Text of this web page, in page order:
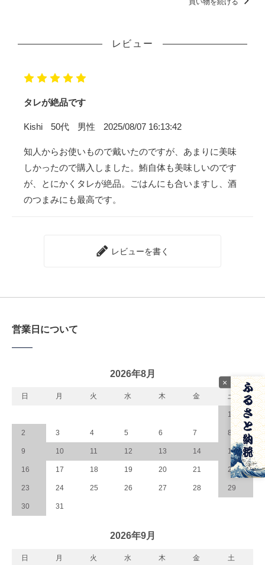
レビュー
タレが絶品です
Kishi 50代 男性 2025/08/07 16:13:42
知人からお使いもので戴いたのですが、あまりに美味
しかったので購入しました。鮪自体も美味しいのです
が、とにかくタレが絶品。ごはんにも合いますし、酒
のつまみにも最高です。
レビューを書く
営業日について
2026年8月
日 月 火 水 木 金 土
1
2 3 4 5 6 7 8
9 10 11 12 13 14 15
16 17 18 19 20 21 22
23 24 25 26 27 28 29
30 31
2026年9月
日 月 火 水 木 金 土
×